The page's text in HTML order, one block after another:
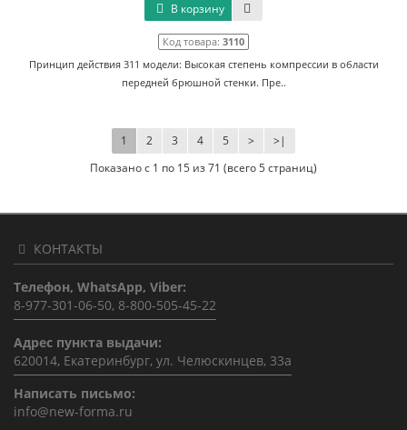
В корзину
Код товара: 3110
Принцип действия 311 модели: Высокая степень компрессии в области
передней брюшной стенки. Пре..
1 2 3 4 5 > >|
Показано с 1 по 15 из 71 (всего 5 страниц)
КОНТАКТЫ
Телефон, WhatsApp, Viber:
8-977-301-06-50, 8-800-505-45-22
Адрес пункта выдачи:
620014, Екатеринбург, ул. Челюскинцев, 33а
Написать письмо:
info@new-forma.ru